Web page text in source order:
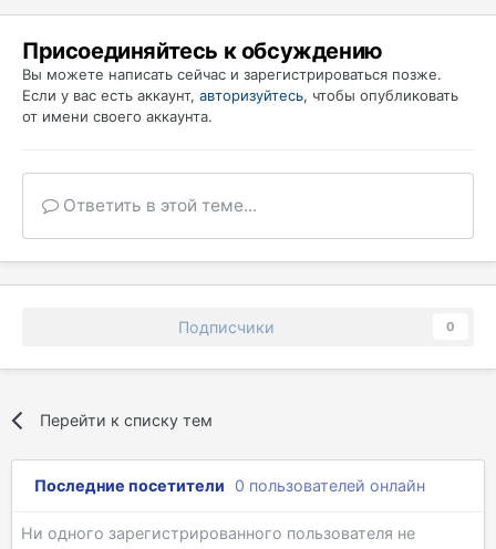
Присоединяйтесь к обсуждению
Вы можете написать сейчас и зарегистрироваться позже.
Если у вас есть аккаунт, авторизуйтесь, чтобы опубликовать
от имени своего аккаунта.
Ответить в этой теме...
Подписчики 0
Перейти к списку тем
Последние посетители 0 пользователей онлайн
Ни одного зарегистрированного пользователя не